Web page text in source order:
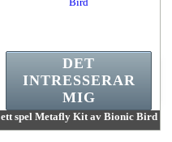
ett spel Metafly Kit av Bionic Bird
DET
INTRESSERAR
MIG